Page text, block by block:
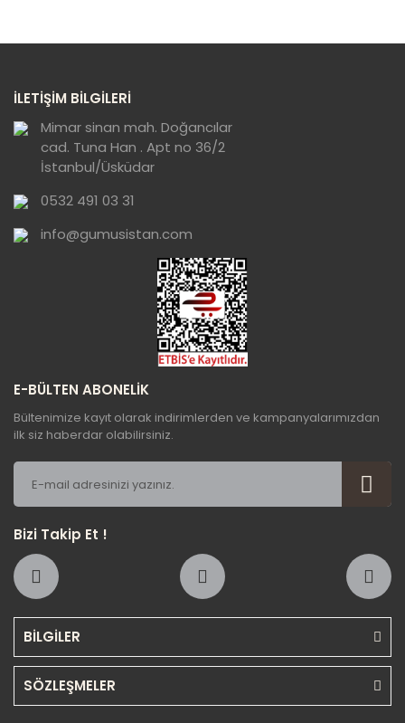
görüntülenemiyor.
Ürün açıklamasında eksik bilgiler bulunuyor.
Ürün bilgilerinde hatalar bulunuyor.
Ürün fiyatı diğer sitelerden daha pahalı.
Bu ürüne benzer farklı alternatifler olmalı.
Gönder
İLETİŞİM BİLGİLERİ
Mimar sinan mah. Doğancılar
cad. Tuna Han . Apt no 36/2
İstanbul/Üsküdar
0532 491 03 31
info@gumusistan.com
BİLGİLER
SÖZLEŞMELER
E-BÜLTEN ABONELİK
Bültenimize kayıt olarak indirimlerden ve kampanyalarımızdan
ilk siz haberdar olabilirsiniz.
Bizi Takip Et !